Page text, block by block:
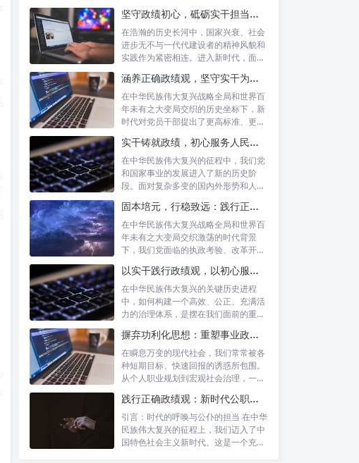
坚守政绩初心，砥砺实干担当：新时代高质量发展的精神坐标
在浩瀚的历史长河中，国家兴衰、社会
进步无不与一代代建设者的精神风貌和
实践作为紧密相连。进入新时代，面对
涵养正确政绩观，坚守实干为民情怀：新时代党员干部的责任与担当
在中华民族伟大复兴战略全局和世界百
年未有之大变局交织的历史坐标下，新
时代对党员干部提出了更高标准、更严
实干铸就政绩，初心服务人民：新时代干部担当作为的实践指南
在中华民族伟大复兴的征程中，我们党
和国家事业的发展进入了新的历史阶
段。面对复杂多变的国内外形势和人民
固本培元，行稳致远：践行正确政绩理念，永葆务实清廉作风的时代命题
在中华民族伟大复兴战略全局和世界百
年未有之大变局交织激荡的时代背景
下，我们党面临的执政考验、改革开放
以实干践行政绩观，以初心服务群众：新时代治理的灯塔与指南
在中华民族伟大复兴的关键历史进程
中，如何构建一个高效、公正、充满活
力的治理体系，是摆在我们面前的重要
摒弃功利化思想：重塑事业政绩观，驱动社会高质量发展
在瞬息万变的现代社会，我们常常被各
种短期目标、快速回报的诱惑所包围。
从个人职业规划到宏观社会治理，一种
践行正确政绩观：新时代公职人员的使命与担当
引言：时代的呼唤与公仆的担当 在中华
民族伟大复兴的征程上，我们迈入了中
国特色社会主义新时代。这是一个充满